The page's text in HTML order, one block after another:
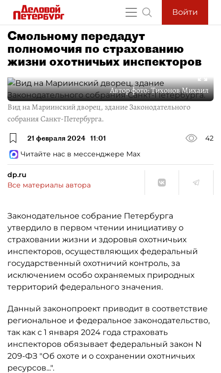
Войти
Смольному передадут
полномочия по страхованию
жизни охотничьих инспекторов
Автор фото:Тихонов Михаил
Вид на Мариинский дворец, здание Законодательного
собрания Санкт-Петербурга.
21 февраля 2024 11:01
42
Читайте нас в мессенджере Max
dp.ru
Все материалы автора
Законодательное собрание Петербурга
утвердило в первом чтении инициативу о
страховании жизни и здоровья охотничьих
инспекторов, осуществляющих федеральный
государственный охотничий контроль, за
исключением особо охраняемых природных
территорий федерального значения.
Данный законопроект приводит в соответствие
региональное и федеральное законодательство,
так как с 1 января 2024 года страховать
инспекторов обязывает федеральный закон N
209-ФЗ "Об охоте и о сохранении охотничьих
ресурсов...".